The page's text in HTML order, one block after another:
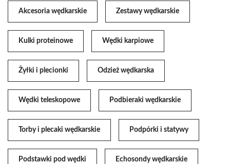
Akcesoria wędkarskie Zestawy wędkarskie
Kulki proteinowe Wędki karpiowe
Żyłki i plecionki Odzież wędkarska
Wędki teleskopowe Podbieraki wędkarskie
Torby i plecaki wędkarskie Podpórki i statywy
Podstawki pod wędki Echosondy wędkarskie